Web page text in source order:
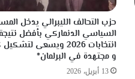
حزب التحالف الليبرالي يدخل
السياسي الدنماركي بأفضل
انتخابات 2026 ويسعى
و مجتهدة في البرلمان*
13 أبريل، 2026